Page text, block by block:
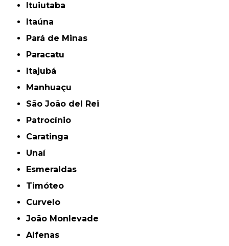
Ituiutaba
Itaúna
Pará de Minas
Paracatu
Itajubá
Manhuaçu
São João del Rei
Patrocínio
Caratinga
Unaí
Esmeraldas
Timóteo
Curvelo
João Monlevade
Alfenas